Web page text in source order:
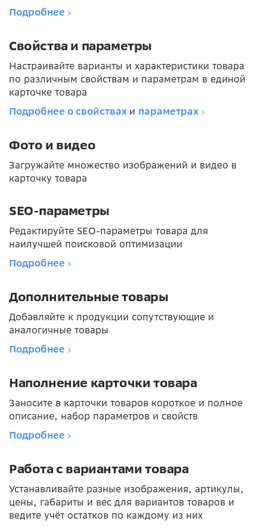
Подробнее
Свойства и параметры
Настраивайте варианты и характеристики товара
по различным свойствам и параметрам в единой
карточке товара
Подробнее о свойствах и параметрах
Фото и видео
Загружайте множество изображений и видео в
карточку товара
SEO-параметры
Редактируйте SEO-параметры товара для
наилучшей поисковой оптимизации
Подробнее
Дополнительные товары
Добавляйте к продукции сопутствующие и
аналогичные товары
Подробнее
Наполнение карточки товара
Заносите в карточки товаров короткое и полное
описание, набор параметров и свойств
Подробнее
Работа с вариантами товара
Устанавливайте разные изображения, артикулы,
цены, габариты и вес для вариантов товаров и
ведите учёт остатков по каждому из них